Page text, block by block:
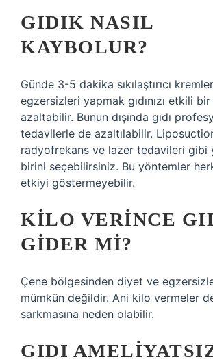
GIDIK NASIL
KAYBOLUR?
Günde 3-5 dakika sıkılaştırıcı
egzersizleri yapmak gıdınızı etkili
azaltabilir. Bunun dışında gıdı
tedavilerle de azaltılabilir.
radyofrekans ve lazer tedavileri gibi
birini seçebilirsiniz. Bu yöntemler
etkiyi göstermeyebilir.
KILO VERINCE
GIDER MI?
Çene bölgesinden diyet ve
mümkün değildir. Ani kilo vermeler
sarkmasına neden olabilir.
GIDI